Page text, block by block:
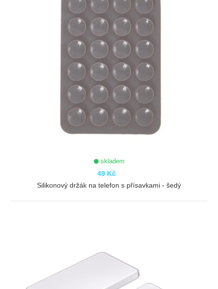
skladem
49 Kč
Silikonový držák na telefon s přísavkami - šedý